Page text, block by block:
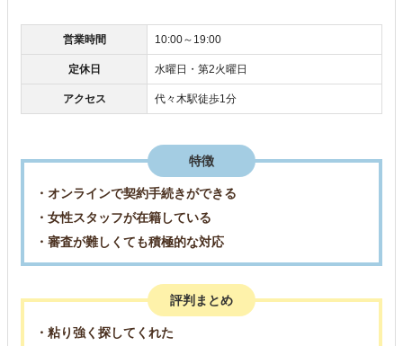
営業時間 10:00～19:00
定休日 水曜日・第2火曜日
アクセス 代々木駅徒歩1分
特徴
・オンラインで契約手続きができる
・女性スタッフが在籍している
・審査が難しくても積極的な対応
評判まとめ
・粘り強く探してくれた